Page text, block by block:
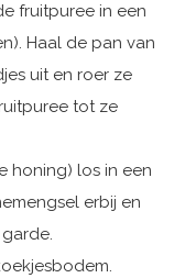
fruitpuree in een
Haal de pan van
uit en roer ze
tot ze
honing) los in een
erbij en